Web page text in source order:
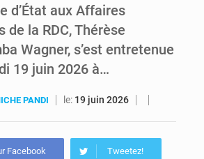
d’État aux Affaires
de la RDC, Thérèse
Wagner, s’est entretenue
19 juin 2026 à…
PANDI le: 19 juin 2026
Facebook Tweetez!